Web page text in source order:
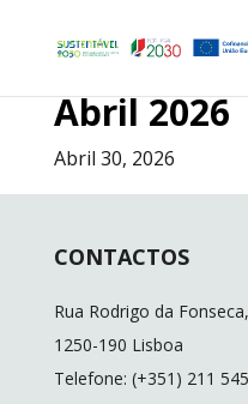
Abril 2026
Abril 30, 2026
CONTACTOS
Rua Rodrigo da
1250-190 Lisboa
Telefone: (+351) 211